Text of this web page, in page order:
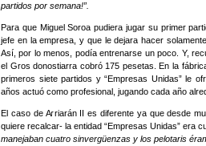
partidos por semana!”.
Para que Miguel Soroa pudiera jugar su primer
jefe en la empresa, y que le dejara hacer
Así, por lo menos, podía entrenarse un poco. Y,
el Gros donostiarra cobró 175 pesetas. En la
primeros siete partidos y “Empresas Unidas” le
años actuó como profesional, jugando cada año
El caso de Arriarán II es diferente ya que desde
quiere recalcar- la entidad “Empresas Unidas” era
manejaban cuatro sinvergüenzas y los pelotaris